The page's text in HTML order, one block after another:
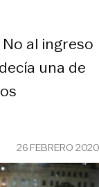
al ingreso
una de
26 FEBRERO 2020